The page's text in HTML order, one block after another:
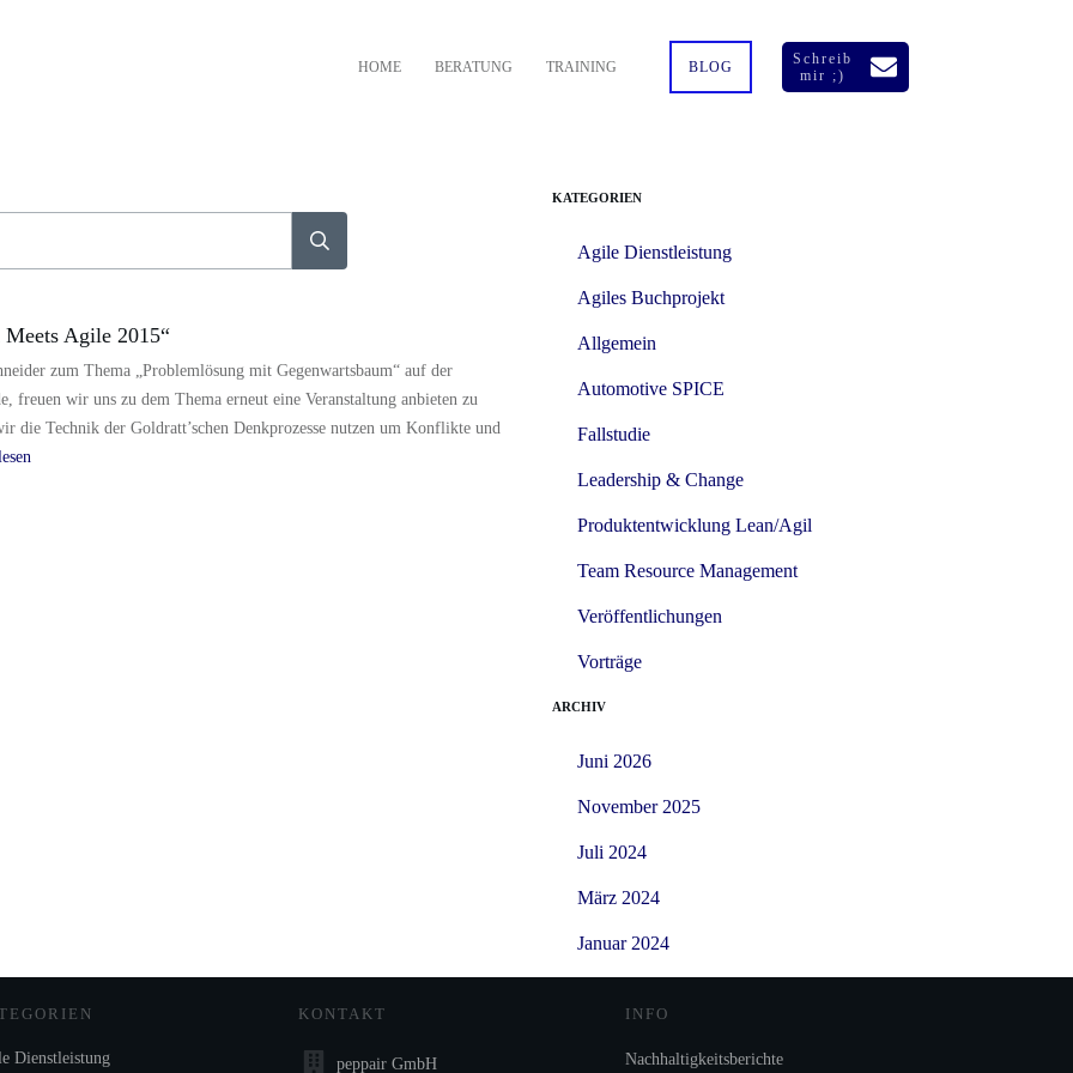
HOME BERATUNG TRAINING BLOG
Schreib
mir ;)
Agile 2015“
zum Thema „Problemlösung mit Gegenwartsbaum“ auf der
freuen wir uns zu dem Thema erneut eine Veranstaltung anbieten zu
die Technik der Goldratt’schen Denkprozesse nutzen um Konflikte und
KATEGORIEN
Agile Dienstleistung
Agiles Buchprojekt
Allgemein
Automotive SPICE
Fallstudie
Leadership & Change
Produktentwicklung Lean/Agil
Team Resource Management
Veröffentlichungen
Vorträge
ARCHIV
Juni 2026
November 2025
Juli 2024
März 2024
Januar 2024
Dienstleistung
KONTAKT
peppair GmbH
INFO
Nachhaltigkeitsberichte